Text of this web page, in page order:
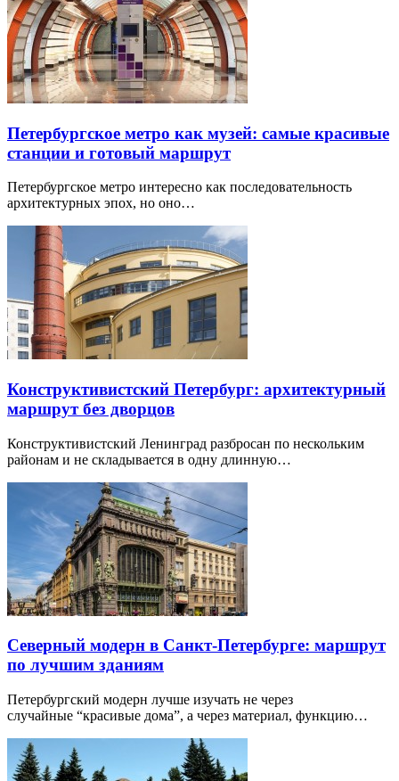
Петербургское метро как музей: самые красивые
станции и готовый маршрут
Петербургское метро интересно как последовательность
архитектурных эпох, но оно…
Конструктивистский Петербург: архитектурный
маршрут без дворцов
Конструктивистский Ленинград разбросан по нескольким
районам и не складывается в одну длинную…
Северный модерн в Санкт-Петербурге: маршрут
по лучшим зданиям
Петербургский модерн лучше изучать не через
случайные “красивые дома”, а через материал, функцию…